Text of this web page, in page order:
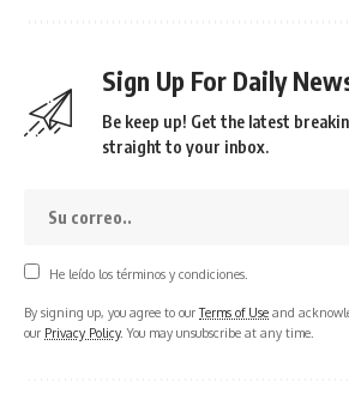
Sign Up For Daily
Be keep up! Get the latest
straight to your inbox.
He leído los términos y condiciones.
By signing up, you agree to ourTerms of Use and
our Privacy Policy. You may unsubscribe at any time.